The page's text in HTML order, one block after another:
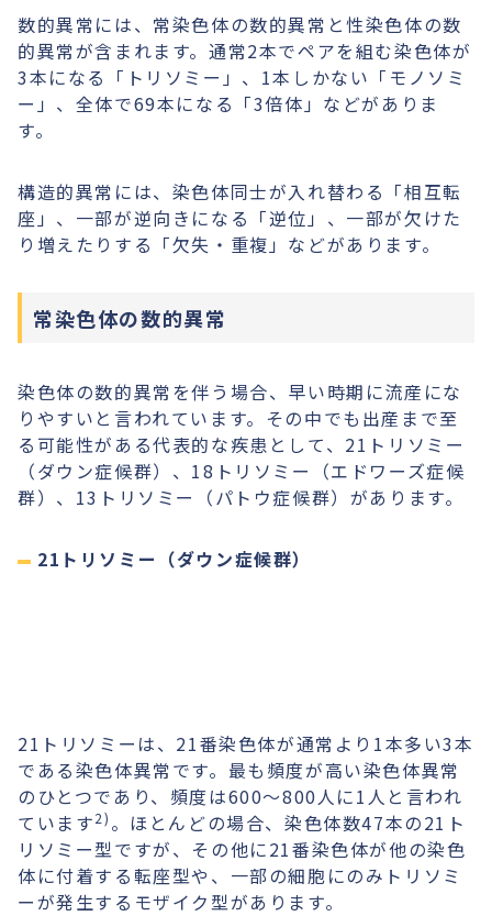
数的異常には、常染色体の数的異常と性染色体の数
的異常が含まれます。通常2本でペアを組む染色体が
3本になる「トリソミー」、1本しかない「モノソミ
ー」、全体で69本になる「3倍体」などがありま
す。
構造的異常には、染色体同士が入れ替わる「相互転
座」、一部が逆向きになる「逆位」、一部が欠けた
り増えたりする「欠失・重複」などがあります。
常染色体の数的異常
染色体の数的異常を伴う場合、早い時期に流産にな
りやすいと言われています。その中でも出産まで至
る可能性がある代表的な疾患として、21トリソミー
（ダウン症候群）、18トリソミー（エドワーズ症候
群）、13トリソミー（パトウ症候群）があります。
21トリソミー（ダウン症候群）
21トリソミーは、21番染色体が通常より1本多い3本
である染色体異常です。最も頻度が高い染色体異常
のひとつであり、頻度は600〜800人に1人と言われ
ています2) 。ほとんどの場合、染色体数47本の21ト
リソミー型ですが、その他に21番染色体が他の染色
体に付着する転座型や、一部の細胞にのみトリソミ
ーが発生するモザイク型があります。